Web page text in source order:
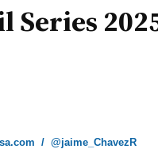
Series
/@jaime_ChavezR